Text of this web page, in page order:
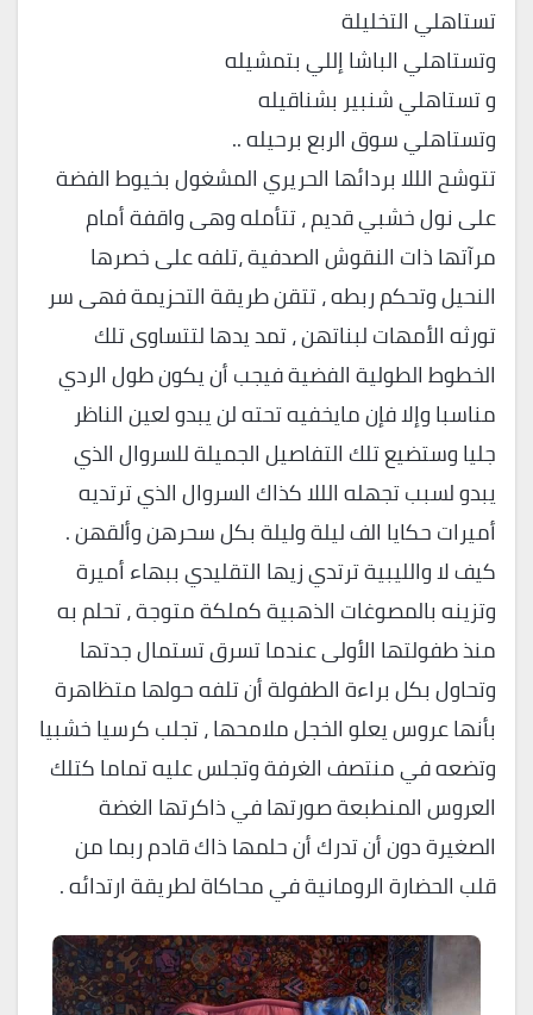
تستاهلي التخليلة
وتستاهلي الباشا إللي بتمشيله
و تستاهلي شنبير بشناقيله
وتستاهلي سوق الربع برحيله ..
تتوشح الللا بردائها الحريري المشغول بخيوط الفضة
على نول خشبي قديم ، تتأمله وهى واقفة أمام
مرآتها ذات النقوش الصدفية ،تلفه على خصرها
النحيل وتحكم ربطه ، تتقن طريقة التحزيمة فهى سر
تورثه الأمهات لبناتهن ، تمد يدها لتتساوى تلك
الخطوط الطولية الفضية فيجب أن يكون طول الردي
مناسبا وإلا فإن مايخفيه تحته لن يبدو لعين الناظر
جليا وستضيع تلك التفاصيل الجميلة للسروال الذي
يبدو لسبب تجهله الللا كذاك السروال الذي ترتديه
أميرات حكايا الف ليلة وليلة بكل سحرهن وألقهن .
كيف لا والليبية ترتدي زيها التقليدي ببهاء أميرة
وتزينه بالمصوغات الذهبية كملكة متوجة ، تحلم به
منذ طفولتها الأولى عندما تسرق تستمال جدتها
وتحاول بكل براءة الطفولة أن تلفه حولها متظاهرة
بأنها عروس يعلو الخجل ملامحها ، تجلب كرسيا خشبيا
وتضعه في منتصف الغرفة وتجلس عليه تماما كتلك
العروس المنطبعة صورتها في ذاكرتها الغضة
الصغيرة دون أن تدرك أن حلمها ذاك قادم ربما من
قلب الحضارة الرومانية في محاكاة لطريقة ارتدائه .